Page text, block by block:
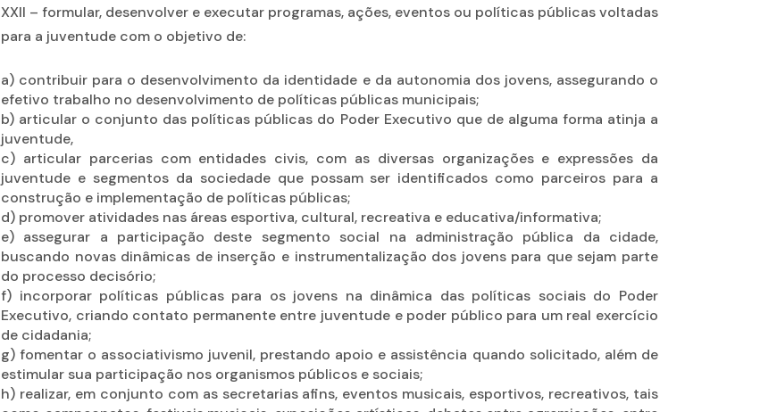
XXII – formular, desenvolver e executar programas, ações, eventos ou políticas públicas voltadas
para a juventude com o objetivo de:
a) contribuir para o desenvolvimento da identidade e da autonomia dos jovens, assegurando o
efetivo trabalho no desenvolvimento de políticas públicas municipais;
b) articular o conjunto das políticas públicas do Poder Executivo que de alguma forma atinja a
juventude,
c) articular parcerias com entidades civis, com as diversas organizações e expressões da
juventude e segmentos da sociedade que possam ser identificados como parceiros para a
construção e implementação de políticas públicas;
d) promover atividades nas áreas esportiva, cultural, recreativa e educativa/informativa;
e) assegurar a participação deste segmento social na administração pública da cidade,
buscando novas dinâmicas de inserção e instrumentalização dos jovens para que sejam parte
do processo decisório;
f) incorporar políticas públicas para os jovens na dinâmica das políticas sociais do Poder
Executivo, criando contato permanente entre juventude e poder público para um real exercício
de cidadania;
g) fomentar o associativismo juvenil, prestando apoio e assistência quando solicitado, além de
estimular sua participação nos organismos públicos e sociais;
h) realizar, em conjunto com as secretarias afins, eventos musicais, esportivos, recreativos, tais